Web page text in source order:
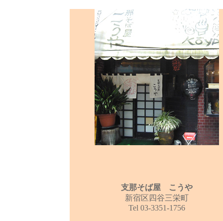
支那そば屋 こうや
新宿区四谷三栄町
Tel 03-3351-1756